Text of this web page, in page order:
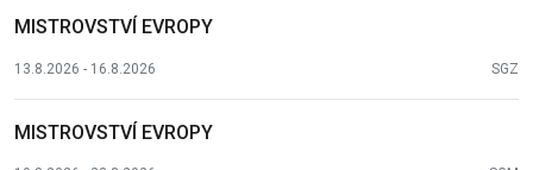
MISTROVSTVÍ EVROPY
13.8.2026 - 16.8.2026 SGZ
MISTROVSTVÍ EVROPY